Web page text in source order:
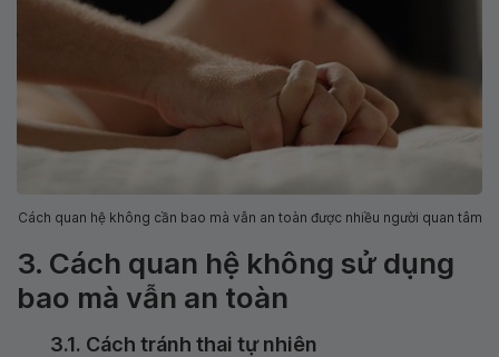
Cách quan hệ không cần bao mà vẫn an toàn được nhiều người quan tâm
3. Cách quan hệ không sử dụng
bao mà vẫn an toàn
3.1. Cách tránh thai tự nhiên